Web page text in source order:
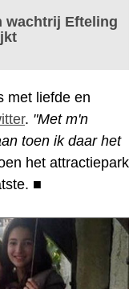
wachtrij Efteling
met liefde en
. "Met m'n
toen ik daar het
het attractiepark
■